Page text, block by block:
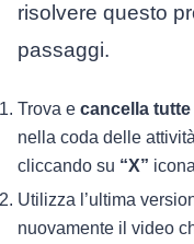
risolvere questo
passaggi.
Trova e cancella
nella coda delle
cliccando su “X”
Utilizza l’ultima
nuovamente il video